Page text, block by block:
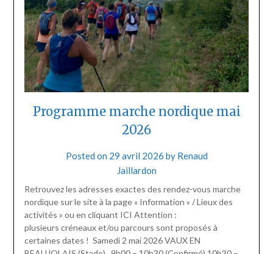
Programme marche nordique mai
2026
Posted on 29 avril 2026 by Renaud
Jaillardon
Retrouvez les adresses exactes des rendez-vous marche
nordique sur le site à la page « Information » / Lieux des
activités » ou en cliquant ICI Attention :
plusieurs créneaux et/ou parcours sont proposés à
certaines dates ! Samedi 2 mai 2026 VAUX EN